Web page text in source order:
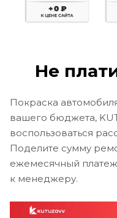
Не
Покраска
вашего бюджета,
воспользоваться
Поделите сумму
ежемесячный
к менеджеру.